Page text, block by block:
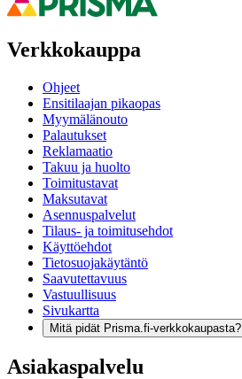
Verkkokauppa
Ohjeet
Ensitilaajan pikaopas
Myymälänouto
Palautukset
Reklamaatio
Takuu ja huolto
Toimitustavat
Maksutavat
Asennuspalvelut
Tilaus- ja toimitusehdot
Käyttöehdot
Tietosuojakäytäntö
Saavutettavuus
Vastuullisuus
Sivukartta
Mitä pidät Prisma.fi-verkkokaupasta?
Asiakaspalvelu